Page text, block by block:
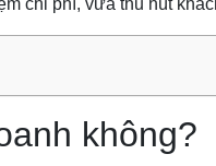
chi phí, vừa thu hút
không?